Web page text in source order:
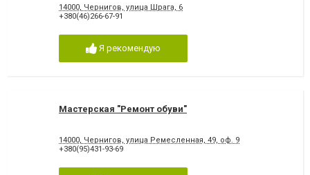
14000, Чернигов, улица Шрага, 6
+380(46)266-67-91
Я рекомендую
Мастерская "Ремонт обуви"
14000, Чернигов, улица Ремесленная, 49, оф. 9
+380(95)431-93-69